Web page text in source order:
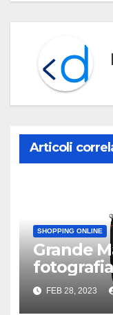
Articoli
SHOPPING ONLINE
Grande
FEB 28, 2023